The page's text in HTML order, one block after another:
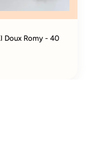
Doux Romy - 40